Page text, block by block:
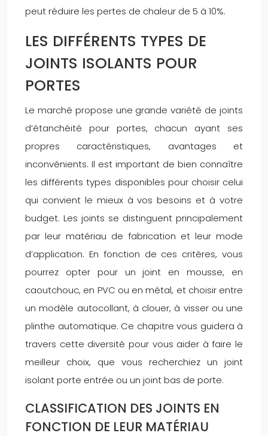
peut réduire les pertes de chaleur de 5 à 10%.
LES DIFFÉRENTS TYPES DE
JOINTS ISOLANTS POUR
PORTES
Le marché propose une grande variété de joints
d’étanchéité pour portes, chacun ayant ses
propres caractéristiques, avantages et
inconvénients. Il est important de bien connaître
les différents types disponibles pour choisir celui
qui convient le mieux à vos besoins et à votre
budget. Les joints se distinguent principalement
par leur matériau de fabrication et leur mode
d’application. En fonction de ces critères, vous
pourrez opter pour un joint en mousse, en
caoutchouc, en PVC ou en métal, et choisir entre
un modèle autocollant, à clouer, à visser ou une
plinthe automatique. Ce chapitre vous guidera à
travers cette diversité pour vous aider à faire le
meilleur choix, que vous recherchiez un joint
isolant porte entrée ou un joint bas de porte.
CLASSIFICATION DES JOINTS EN
FONCTION DE LEUR MATÉRIAU